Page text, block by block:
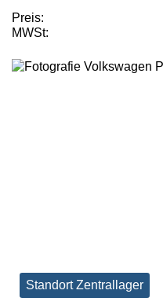
Preis:
MWSt:
Standort Zentrallager